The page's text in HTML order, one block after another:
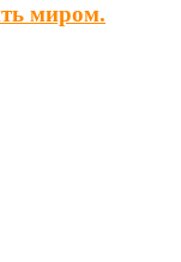
миром.